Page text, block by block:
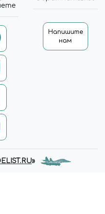
Напишите
нам
»